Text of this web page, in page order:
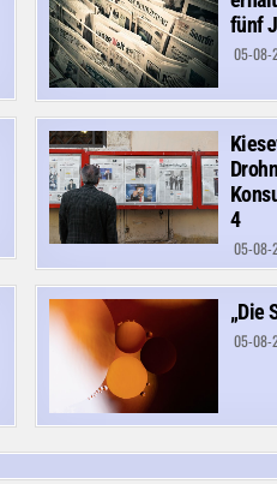
fünf
05-08-
4
05-08-
„Die
05-08-